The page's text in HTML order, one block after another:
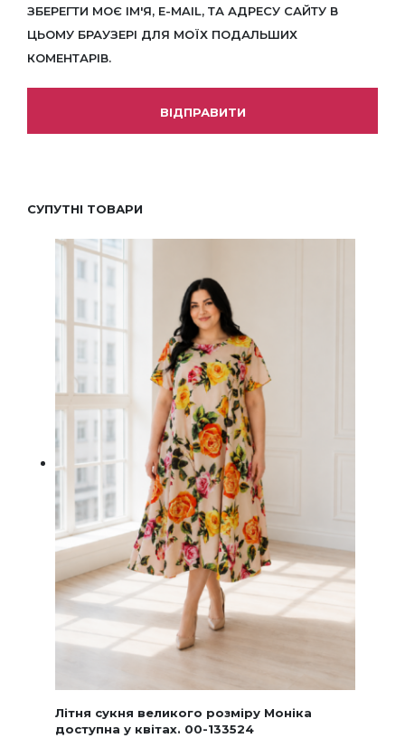
ЗБЕРЕГТИ МОЄ ІМ'Я, E-MAIL, ТА АДРЕСУ САЙТУ В
ЦЬОМУ БРАУЗЕРІ ДЛЯ МОЇХ ПОДАЛЬШИХ
КОМЕНТАРІВ.
СУПУТНІ ТОВАРИ
Літня сукня великого розміру Моніка
доступна у квітах. 00-133524